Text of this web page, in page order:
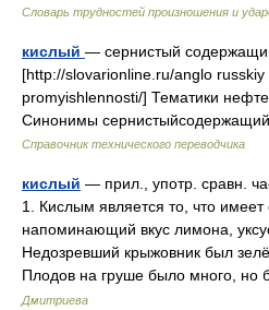
Словарь трудностей произношения и
кислый — сернистый
[http://slovarionline.ru/anglo
promyishlennosti/] Тематики
Синонимы
Справочник технического переводчика
кислый — прил., употр. сравн.
1. Кислым является то, что имеет
напоминающий вкус лимона,
Недозревший крыжовник был
Плодов на груше было много,
Дмитриева